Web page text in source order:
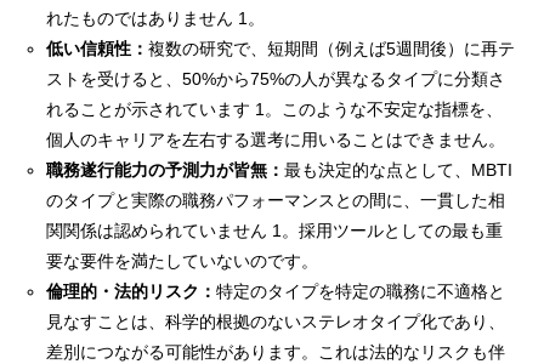
れたものではありません 1。
低い信頼性：複数の研究で、短期間（例えば5週間後）に再テ
ストを受けると、50%から75%の人が異なるタイプに分類さ
れることが示されています 1。このような不安定な指標を、
個人のキャリアを左右する選考に用いることはできません。
職務遂行能力の予測力が皆無：最も決定的な点として、MBTI
のタイプと実際の職務パフォーマンスとの間に、一貫した相
関関係は認められていません 1。採用ツールとしての最も重
要な要件を満たしていないのです。
倫理的・法的リスク：特定のタイプを特定の職務に不適格と
見なすことは、科学的根拠のないステレオタイプ化であり、
差別につながる可能性があります。これは法的なリスクも伴